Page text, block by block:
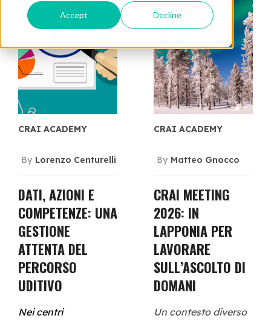
Accept Decline
CRAI ACADEMY
By Lorenzo Centurelli
DATI, AZIONI E
COMPETENZE: UNA
GESTIONE
ATTENTA DEL
PERCORSO
UDITIVO
Nei centri
CRAI ACADEMY
By Matteo Gnocco
CRAI MEETING
2026: IN
LAPPONIA PER
LAVORARE
SULL’ASCOLTO DI
DOMANI
Un contesto diverso